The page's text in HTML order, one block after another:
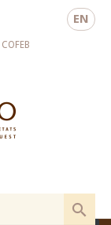
EN
COFEB